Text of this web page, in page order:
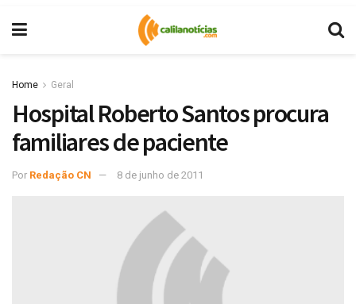
Home Geral
Hospital Roberto Santos procura
familiares de paciente
Por Redação CN 8 de junho de 2011